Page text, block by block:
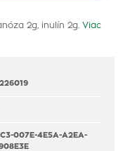
2g, inulín 2g. Viac
007E-4E5A-A2EA-